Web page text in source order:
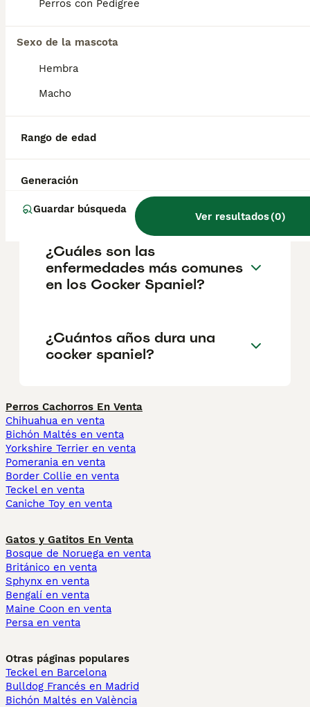
Perros con Pedigree
Sexo de la mascota
Hembra
Macho
Rango de edad
Generación
Guardar búsqueda
Ver resultados(0)
¿Cuáles son las ventajas y
desventajas del cocker
un Cocker Spaniel y un
cocker spaniel inglés?
¿Cuáles son las
enfermedades más comunes
en los Cocker Spaniel?
¿Cuántos años dura una
cocker spaniel?
Perros Cachorros En Venta
Chihuahua en venta
Bichón Maltés en venta
Yorkshire Terrier en venta
Pomerania en venta
Border Collie en venta
Teckel en venta
Caniche Toy en venta
Gatos y Gatitos En Venta
Bosque de Noruega en venta
Británico en venta
Sphynx en venta
Bengalí en venta
Maine Coon en venta
Persa en venta
Otras páginas populares
Teckel en Barcelona
Bulldog Francés en Madrid
Bichón Maltés en València